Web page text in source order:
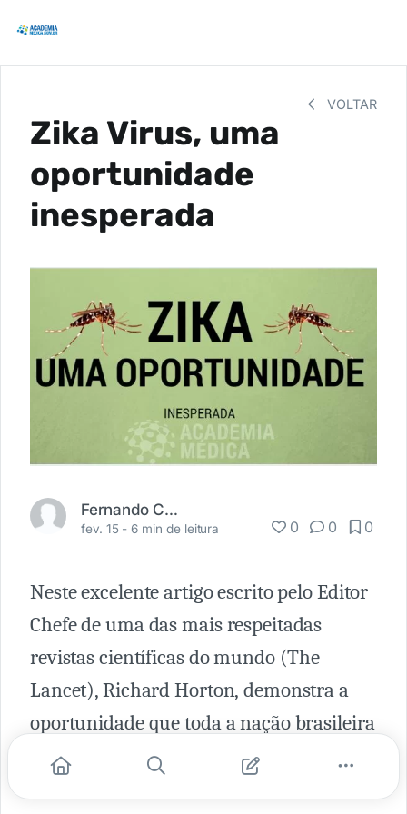
VOLTAR
Zika Virus, uma
oportunidade
inesperada
Fernando Carbonieri
fev. 15 -6 min de leitura 0 0 0
Neste excelente artigo escrito pelo Editor
Chefe de uma das mais respeitadas
revistas científicas do mundo (The
Lancet), Richard Horton, demonstra a
oportunidade que toda a nação brasileira
tem neste momento frente a epidemia do